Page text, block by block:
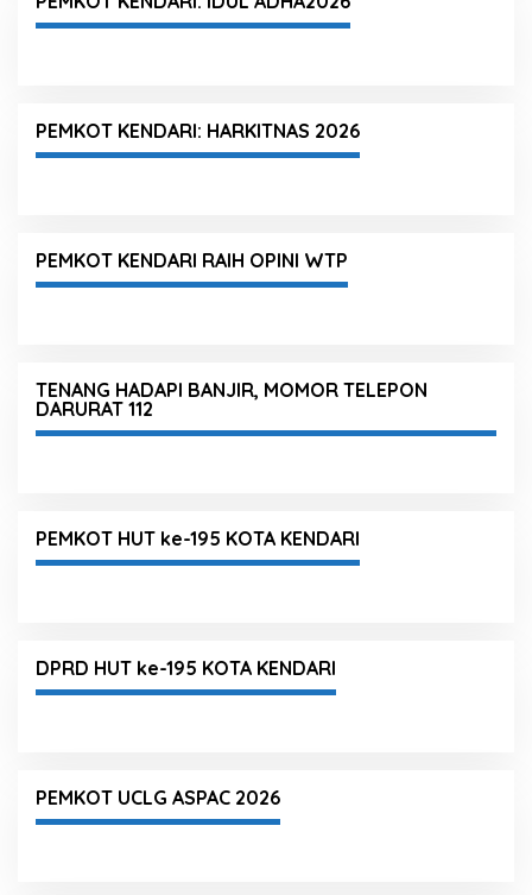
PEMKOT KENDARI: HARKITNAS 2026
PEMKOT KENDARI RAIH OPINI WTP
TENANG HADAPI BANJIR, MOMOR TELEPON
DARURAT 112
PEMKOT HUT ke-195 KOTA KENDARI
DPRD HUT ke-195 KOTA KENDARI
PEMKOT UCLG ASPAC 2026